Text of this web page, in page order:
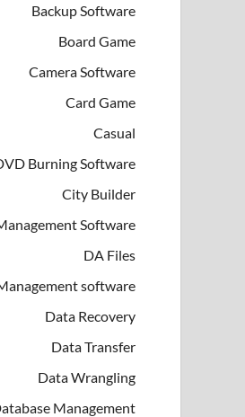
Backup Software
Board Game
Camera Software
Card Game
Casual
Burning Software
City Builder
Software
DA Files
software
Data Recovery
Data Transfer
Data Wrangling
Management